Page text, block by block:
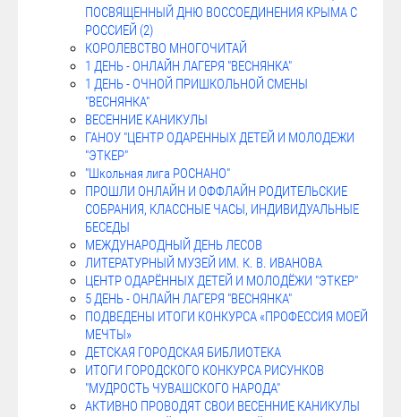
ПОСВЯЩЕННЫЙ ДНЮ ВОССОЕДИНЕНИЯ КРЫМА С
РОССИЕЙ (2)
КОРОЛЕВСТВО МНОГОЧИТАЙ
1 ДЕНЬ - ОНЛАЙН ЛАГЕРЯ "ВЕСНЯНКА"
1 ДЕНЬ - ОЧНОЙ ПРИШКОЛЬНОЙ СМЕНЫ
"ВЕСНЯНКА"
ВЕСЕННИЕ КАНИКУЛЫ
ГАНОУ "ЦЕНТР ОДАРЕННЫХ ДЕТЕЙ И МОЛОДЕЖИ
"ЭТКЕР"
"Школьная лига РОСНАНО"
ПРОШЛИ ОНЛАЙН И ОФФЛАЙН РОДИТЕЛЬСКИЕ
СОБРАНИЯ, КЛАССНЫЕ ЧАСЫ, ИНДИВИДУАЛЬНЫЕ
БЕСЕДЫ
МЕЖДУНАРОДНЫЙ ДЕНЬ ЛЕСОВ
ЛИТЕРАТУРНЫЙ МУЗЕЙ ИМ. К. В. ИВАНОВА
ЦЕНТР ОДАРЁННЫХ ДЕТЕЙ И МОЛОДЁЖИ "ЭТКЕР"
5 ДЕНЬ - ОНЛАЙН ЛАГЕРЯ "ВЕСНЯНКА"
ПОДВЕДЕНЫ ИТОГИ КОНКУРСА «ПРОФЕССИЯ МОЕЙ
МЕЧТЫ»
ДЕТСКАЯ ГОРОДСКАЯ БИБЛИОТЕКА
ИТОГИ ГОРОДСКОГО КОНКУРСА РИСУНКОВ
"МУДРОСТЬ ЧУВАШСКОГО НАРОДА"
АКТИВНО ПРОВОДЯТ СВОИ ВЕСЕННИЕ КАНИКУЛЫ